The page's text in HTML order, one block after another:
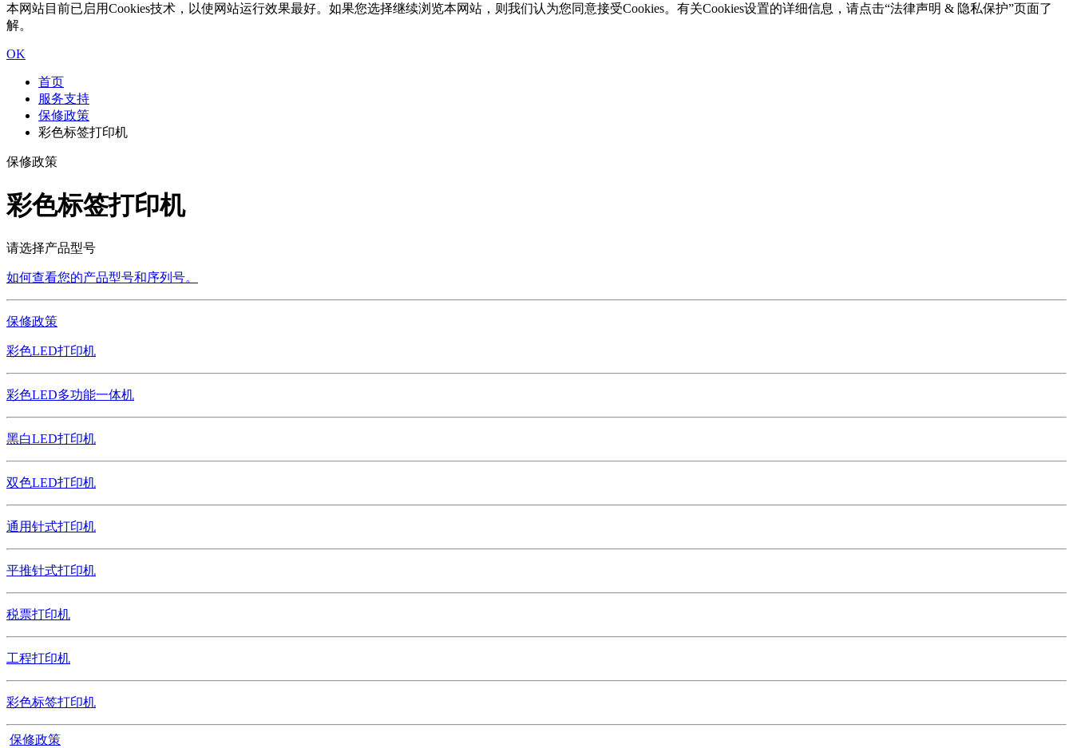
本网站目前已启用Cookies技术，以使网站运行效果最好。如果您选择继续浏览本网站，则我们认为您同意接受Cookies。有关Cookies设置的详细信息，请点击“法律声明 & 隐私保护”页面了
解。
OK
首页
服务支持
保修政策
彩色标签打印机
保修政策
彩色标签打印机
请选择产品型号
如何查看您的产品型号和序列号。
保修政策
彩色LED打印机
彩色LED多功能一体机
黑白LED打印机
双色LED打印机
通用针式打印机
平推针式打印机
税票打印机
工程打印机
彩色标签打印机
保修政策